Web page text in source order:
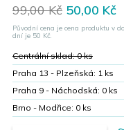
99,00Kč Original
price
was:
99,00 Kč.
50,00 Kč
Původní cena je cena produktu v
dní je 50 Kč.
Centrální sklad:0ks
Praha 13 - Plzeňská: 1 ks
Praha 9 - Náchodská: 0 ks
Brno - Modřice: 0 ks